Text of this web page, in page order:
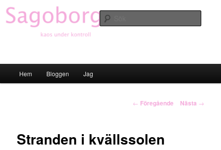
Hoppa
till
primärt
Hem Bloggen Jag
Inläggsnavigering
← Föregående Nästa →
Stranden i kvällssolen